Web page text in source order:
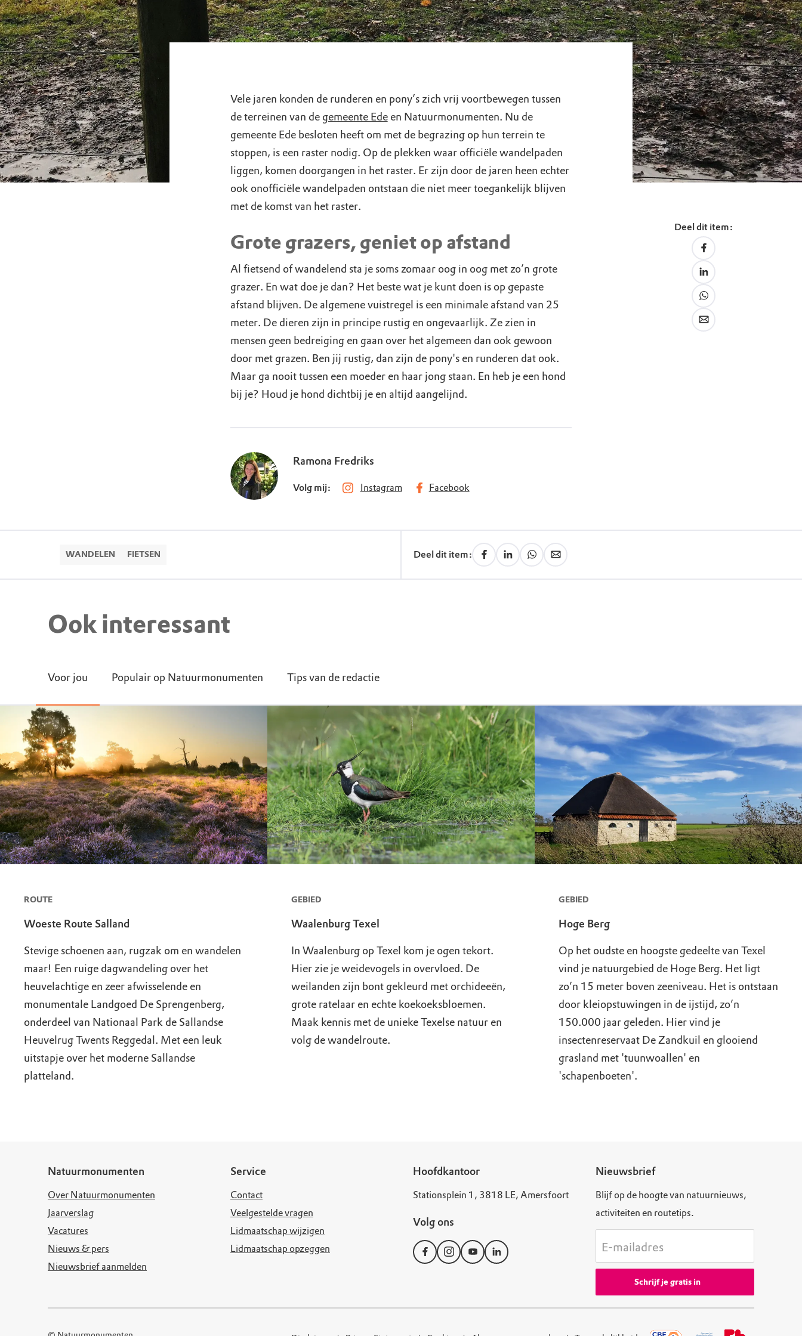
Vele jaren konden de runderen en pony’s zich vrij voortbewegen tussen
de terreinen van de gemeente Edeen Natuurmonumenten. Nu de
gemeente Ede besloten heeft om met de begrazing op hun terrein te
stoppen, is een raster nodig. Op de plekken waar officiële wandelpaden
liggen, komen doorgangen in het raster. Er zijn door de jaren heen echter
ook onofficiële wandelpaden ontstaan die niet meer toegankelijk blijven
met de komst van het raster.
Grote grazers, geniet op afstand
Al fietsend of wandelend sta je soms zomaar oog in oog met zo’n grote
grazer. En wat doe je dan? Het beste wat je kunt doen is op gepaste
afstand blijven. De algemene vuistregel is een minimale afstand van 25
meter. De dieren zijn in principe rustig en ongevaarlijk. Ze zien in
mensen geen bedreiging en gaan over het algemeen dan ook gewoon
door met grazen. Ben jij rustig, dan zijn de pony's en runderen dat ook.
Maar ga nooit tussen een moeder en haar jong staan. En heb je een hond
bij je? Houd je hond dichtbij je en altijd aangelijnd.
Ramona Fredriks
Volg mij: Instagram Facebook
Deel dit item:
WANDELEN FIETSEN Deel dit item:
Ook interessant
Voor jou Populair op Natuurmonumenten Tips van de redactie
ROUTE
Woeste Route Salland
Stevige schoenen aan, rugzak om en wandelen
maar! Een ruige dagwandeling over het
heuvelachtige en zeer afwisselende en
monumentale Landgoed De Sprengenberg,
onderdeel van Nationaal Park de Sallandse
Heuvelrug Twents Reggedal. Met een leuk
uitstapje over het moderne Sallandse
platteland.
GEBIED
Waalenburg Texel
In Waalenburg op Texel kom je ogen tekort.
Hier zie je weidevogels in overvloed. De
weilanden zijn bont gekleurd met orchideeën,
grote ratelaar en echte koekoeksbloemen.
Maak kennis met de unieke Texelse natuur en
volg de wandelroute.
GEBIED
Hoge Berg
Op het oudste en hoogste gedeelte van Texel
vind je natuurgebied de Hoge Berg. Het ligt
zo’n 15 meter boven zeeniveau. Het is ontstaan
door kleiopstuwingen in de ijstijd, zo’n
150.000 jaar geleden. Hier vind je
insectenreservaat De Zandkuil en glooiend
grasland met 'tuunwoallen' en
'schapenboeten'.
Natuurmonumenten
Over Natuurmonumenten
Jaarverslag
Vacatures
Nieuws & pers
Nieuwsbrief aanmelden
Service
Contact
Veelgestelde vragen
Lidmaatschap wijzigen
Lidmaatschap opzeggen
Hoofdkantoor
Stationsplein 1, 3818 LE, Amersfoort
Volg ons
Nieuwsbrief
Blijf op de hoogte van natuurnieuws,
activiteiten en routetips.
E-mailadres
Schrijf je gratis in